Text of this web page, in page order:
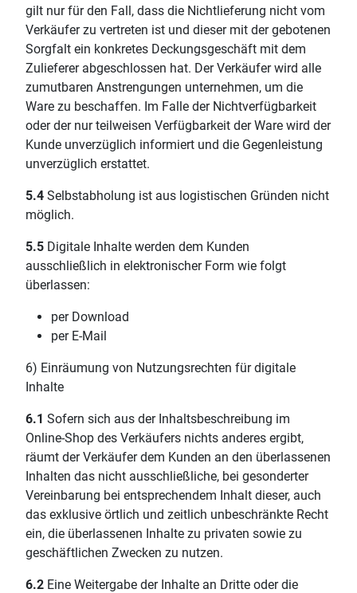
gilt nur für den Fall, dass die Nichtlieferung nicht vom
Verkäufer zu vertreten ist und dieser mit der gebotenen
Sorgfalt ein konkretes Deckungsgeschäft mit dem
Zulieferer abgeschlossen hat. Der Verkäufer wird alle
zumutbaren Anstrengungen unternehmen, um die
Ware zu beschaffen. Im Falle der Nichtverfügbarkeit
oder der nur teilweisen Verfügbarkeit der Ware wird der
Kunde unverzüglich informiert und die Gegenleistung
unverzüglich erstattet.
5.4 Selbstabholung ist aus logistischen Gründen nicht
möglich.
5.5 Digitale Inhalte werden dem Kunden
ausschließlich in elektronischer Form wie folgt
überlassen:
per Download
per E-Mail
6) Einräumung von Nutzungsrechten für digitale
Inhalte
6.1 Sofern sich aus der Inhaltsbeschreibung im
Online-Shop des Verkäufers nichts anderes ergibt,
räumt der Verkäufer dem Kunden an den überlassenen
Inhalten das nicht ausschließliche, bei gesonderter
Vereinbarung bei entsprechendem Inhalt dieser, auch
das exklusive örtlich und zeitlich unbeschränkte Recht
ein, die überlassenen Inhalte zu privaten sowie zu
geschäftlichen Zwecken zu nutzen.
6.2 Eine Weitergabe der Inhalte an Dritte oder die